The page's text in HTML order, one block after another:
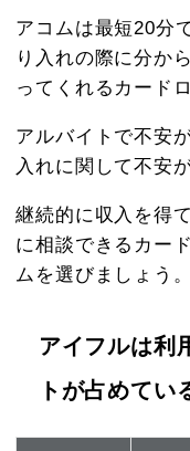
アコムは最短20分
り入れの際に分か
ってくれるカード
アルバイトで不安
入れに関して不安
継続的に収入を得
に相談できるカー
ムを選びましょう。
アイフルは利
トが占めてい